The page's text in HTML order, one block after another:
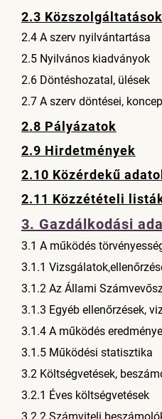
2.3 Közszolgáltatások
2.4 A szerv nyilvántartása
2.5 Nyilvános kiadványok
2.6 Döntéshozatal, ülések
2.7 A szerv döntései,
2.8 Pályázatok
2.9 Hirdetmények
2.10 Közérdekű
2.11 Közzétételi
3. Gazdálkodási
3.1 A működés
3.1.1
3.1.2 Az Állami
3.1.3 Egyéb ellenőrzések,
3.1.4 A működés
3.1.5 Működési statisztika
3.2 Költségvetések,
3.2.1 Éves költségvetések